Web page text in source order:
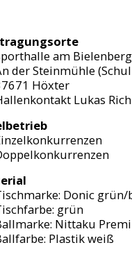
am Bielenberg
der Steinmühle
Höxter
Lukas
Donic grün/
grün
Nittaku
Plastik weiß